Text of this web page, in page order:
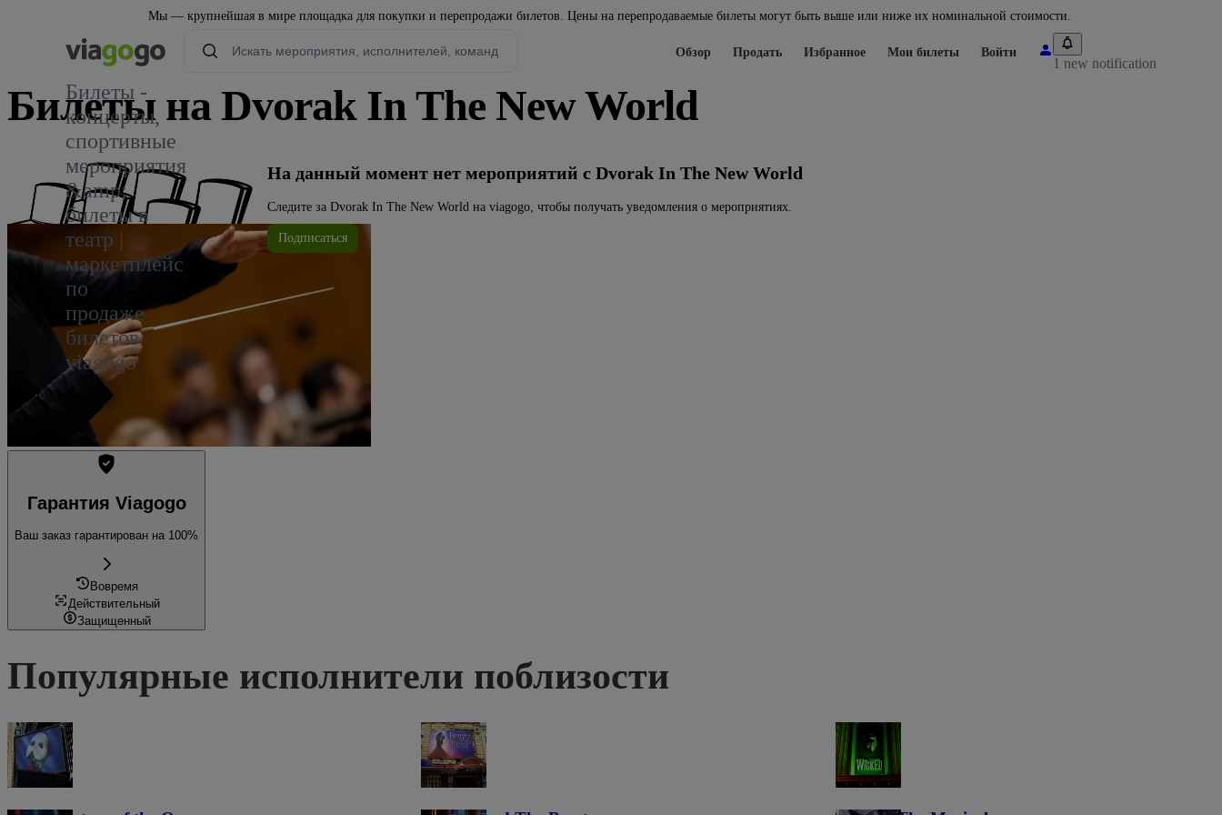
Мы — крупнейшая в мире площадка для покупки и перепродажи билетов. Цены на перепродаваемые билеты могут быть выше или ниже их номинальной стоимости.
Билеты -
концерты,
спортивные
мероприятия
&amp;
билеты в
театр |
маркетплейс
по
продаже
билетов
viagogo
Обзор Продать Избранное Мои билеты Войти
1 new notification
Билеты на Dvorak In The New World
На данный момент нет мероприятий с Dvorak In The New World
Следите за Dvorak In The New World на viagogo, чтобы получать уведомления о мероприятиях.
Подписаться
Гарантия Viagogo
Ваш заказ гарантирован на 100%
Вовремя
Действительный
Защищенный
Популярные исполнители поблизости